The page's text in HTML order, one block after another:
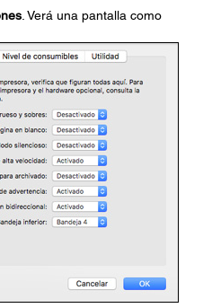
. Verá una pantalla como